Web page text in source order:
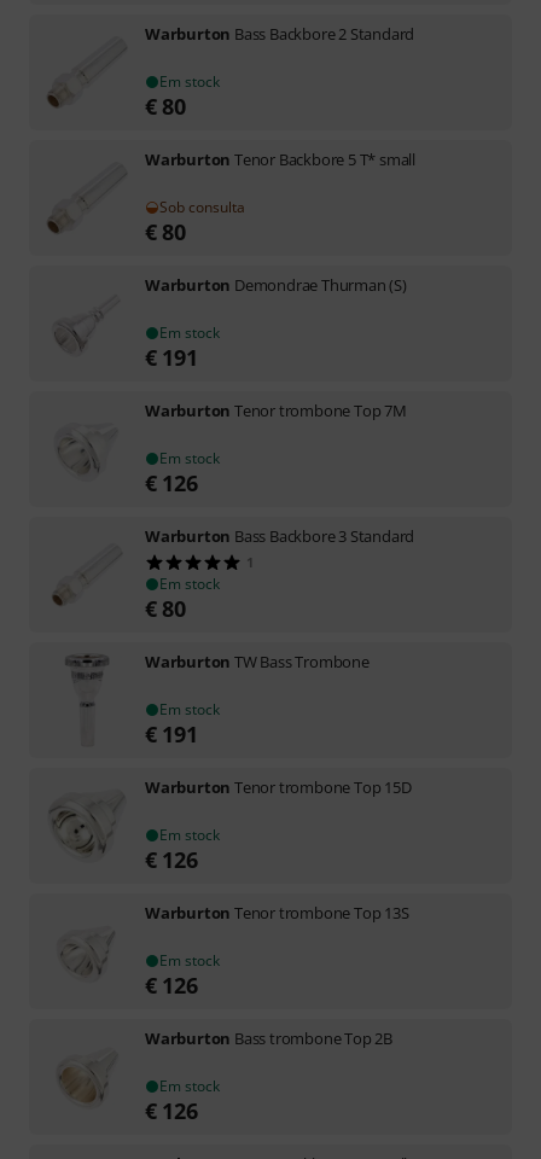
Warburton Bass Backbore 2 Standard
Em stock
€ 80
Warburton Tenor Backbore 5 T* small
Sob consulta
€ 80
Warburton Demondrae Thurman (S)
Em stock
€ 191
Warburton Tenor trombone Top 7M
Em stock
€ 126
Warburton Bass Backbore 3 Standard
1
Em stock
€ 80
Warburton TW Bass Trombone
Em stock
€ 191
Warburton Tenor trombone Top 15D
Em stock
€ 126
Warburton Tenor trombone Top 13S
Em stock
€ 126
Warburton Bass trombone Top 2B
Em stock
€ 126